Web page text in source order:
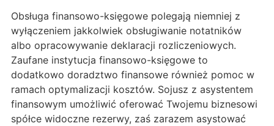
Obsługa finansowo-księgowe polegają niemniej z
wyłączeniem jakkolwiek obsługiwanie notatników
albo opracowywanie deklaracji rozliczeniowych.
Zaufane instytucja finansowo-księgowe to
dodatkowo doradztwo finansowe również pomoc w
ramach optymalizacji kosztów. Sojusz z asystentem
finansowym umożliwić oferować Twojemu biznesowi
spółce widoczne rezerwy, zaś zarazem asystować